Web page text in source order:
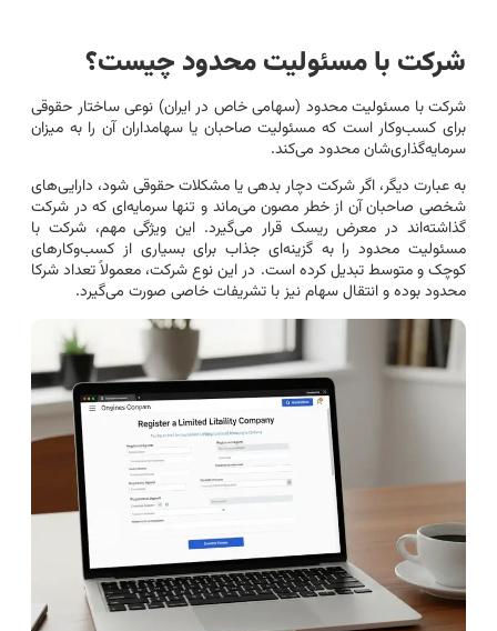
شرکت با مسئولیت محدود چیست؟
شرکت با مسئولیت محدود (سهامی خاص در ایران) نوعی ساختار حقوقی
برای کسب‌وکار است که مسئولیت صاحبان یا سهامداران آن را به میزان
سرمایه‌گذاری‌شان محدود می‌کند.
به عبارت دیگر، اگر شرکت دچار بدهی یا مشکلات حقوقی شود، دارایی‌های
شخصی صاحبان آن از خطر مصون می‌ماند و تنها سرمایه‌ای که در شرکت
گذاشته‌اند در معرض ریسک قرار می‌گیرد. این ویژگی مهم، شرکت با
مسئولیت محدود را به گزینه‌ای جذاب برای بسیاری از کسب‌وکارهای
کوچک و متوسط تبدیل کرده است. در این نوع شرکت، معمولاً تعداد شرکا
محدود بوده و انتقال سهام نیز با تشریفات خاصی صورت می‌گیرد.